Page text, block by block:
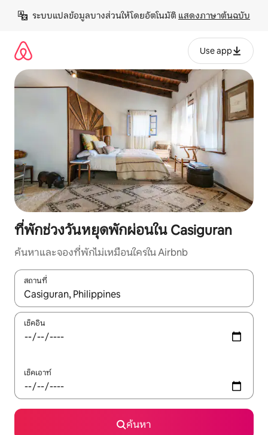
เนื้อหา
ระบบแปลข้อมูลบางส่วนให้โดยอัตโนมัติ แสดงภาษาต้นฉบับ
Use app
ที่พักช่วงวันหยุดพักผ่อนใน Casiguran
ค้นหาและจองที่พักไม่เหมือนใครใน Airbnb
สถานที่
ใช้ลูกศรขึ้นลง หรือใช้การสัมผัสหรือปัด เพื่อสำรวจผลการค้นหา
เช็คอิน
เช็คเอาท์
ค้นหา